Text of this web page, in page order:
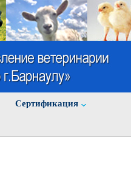
Cертификация